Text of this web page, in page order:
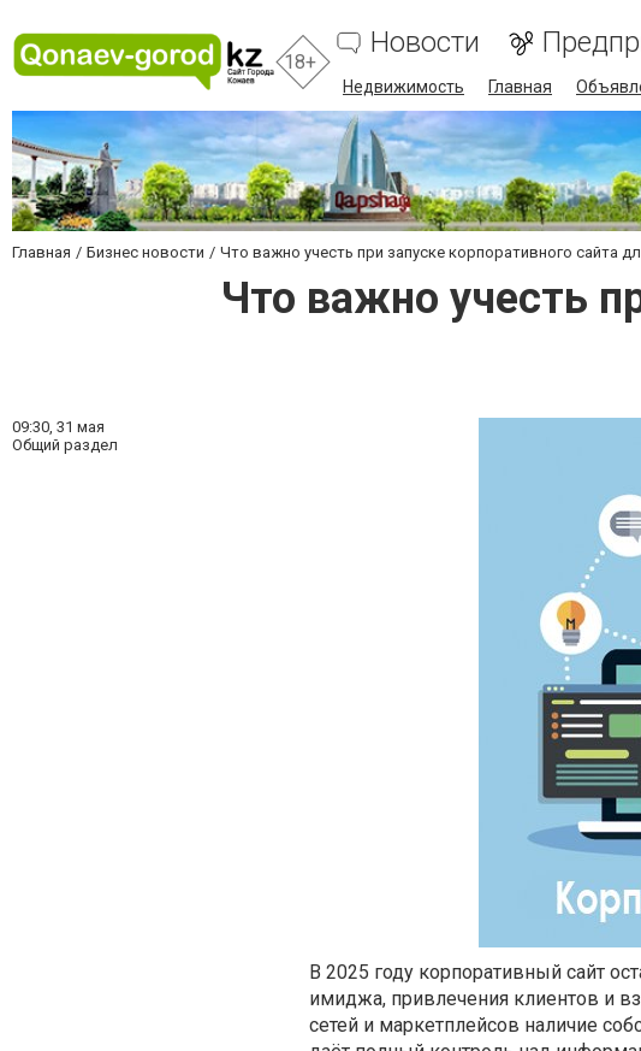
18+
Новости
Недвижимость Главная
Главная Бизнес новости Что важно учесть при запуске корпоративного сайта
Что важно учесть
09:30, 31 мая
Общий раздел
В 2025 году корпоративный сайт
имиджа, привлечения клиентов и
сетей и маркетплейсов наличие